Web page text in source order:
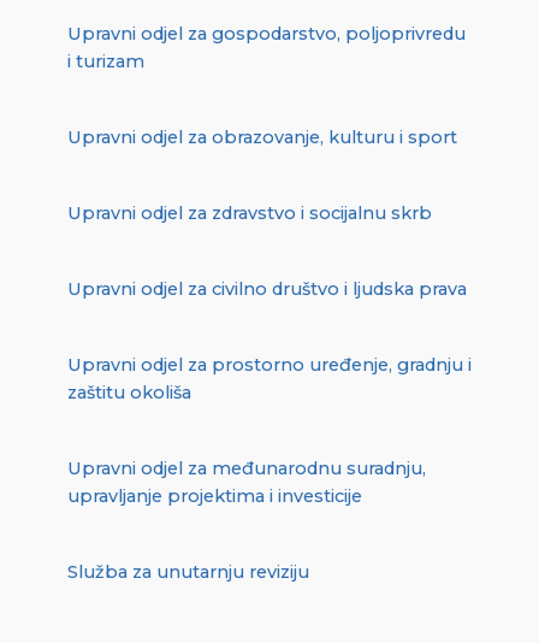
Upravni odjel za gospodarstvo, poljoprivredu
i turizam
Upravni odjel za obrazovanje, kulturu i sport
Upravni odjel za zdravstvo i socijalnu skrb
Upravni odjel za civilno društvo i ljudska prava
Upravni odjel za prostorno uređenje, gradnju i
zaštitu okoliša
Upravni odjel za međunarodnu suradnju,
upravljanje projektima i investicije
Služba za unutarnju reviziju